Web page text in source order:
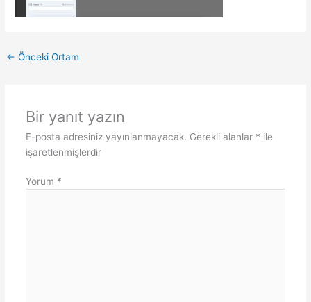
← Önceki Ortam
Bir yanıt yazın
E-posta adresiniz yayınlanmayacak. Gerekli alanlar * ile
işaretlenmişlerdir
Yorum *